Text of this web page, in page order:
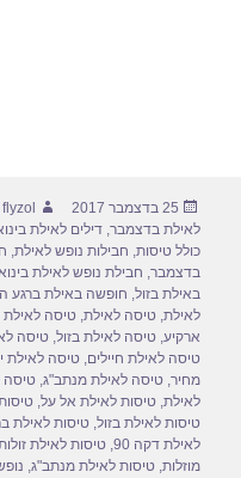
פורסם
בתאריך
25 בדצמבר 2017 מחבר
flyzol
לאילת בדצמבר,דילים לאילת
כולל טיסות, חבילות נופש לאילת,
בדצמבר, חבילת נופש לאילת
באילת בזול, חופשה באילת ברגע
לאילת,טיסה לאילת,טיסה לאילת 99 ש"ח
ארקיע,טיסה לאילת בזול,טיסה
טיסה לאילת חיילים,טיסה לאילת
מחיר,טיסה לאילת מנתב"ג,טיסה
לאילת,טיסות לאילת אל על,
טיסות לאילת בזול,טיסות לאילת
לאילת דקה 90
,טיסות לאילת
מוזלות,טיסות לאילת מנתב"ג,